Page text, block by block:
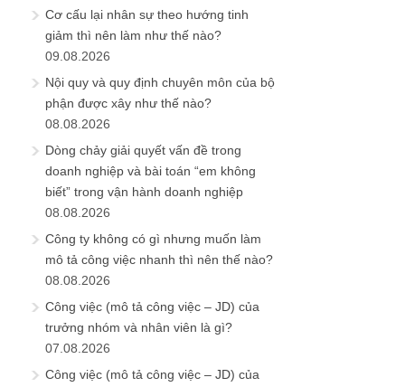
Cơ cấu lại nhân sự theo hướng tinh
giảm thì nên làm như thế nào?
09.08.2026
Nội quy và quy định chuyên môn của bộ
phận được xây như thế nào?
08.08.2026
Dòng chảy giải quyết vấn đề trong
doanh nghiệp và bài toán “em không
biết” trong vận hành doanh nghiệp
08.08.2026
Công ty không có gì nhưng muốn làm
mô tả công việc nhanh thì nên thế nào?
08.08.2026
Công việc (mô tả công việc – JD) của
trưởng nhóm và nhân viên là gì?
07.08.2026
Công việc (mô tả công việc – JD) của